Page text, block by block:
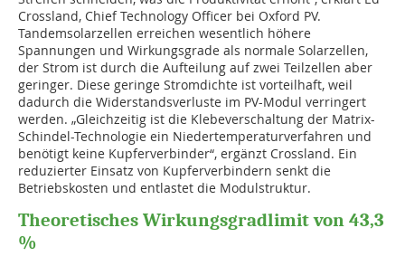
Crossland, Chief Technology Officer bei Oxford PV.
Tandemsolarzellen erreichen wesentlich höhere
Spannungen und Wirkungsgrade als normale Solarzellen,
der Strom ist durch die Aufteilung auf zwei Teilzellen aber
geringer. Diese geringe Stromdichte ist vorteilhaft, weil
dadurch die Widerstandsverluste im PV-Modul verringert
werden. „Gleichzeitig ist die Klebeverschaltung der Matrix-
Schindel-Technologie ein Niedertemperaturverfahren und
benötigt keine Kupferverbinder“, ergänzt Crossland. Ein
reduzierter Einsatz von Kupferverbindern senkt die
Betriebskosten und entlastet die Modulstruktur.
Theoretisches Wirkungsgradlimit von 43,3
%